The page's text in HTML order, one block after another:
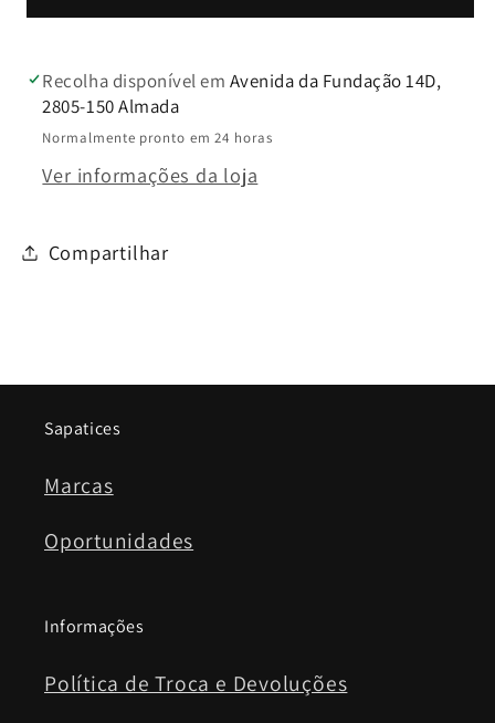
Recolha disponível em Avenida da Fundação 14D,
2805-150 Almada
Normalmente pronto em 24 horas
Ver informações da loja
Compartilhar
Sapatices
Marcas
Oportunidades
Informações
Política de Troca e Devoluções